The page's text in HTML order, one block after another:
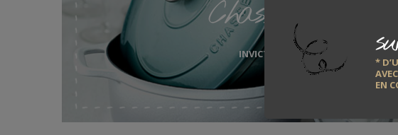
*
EN
Chasseur
INVICTA